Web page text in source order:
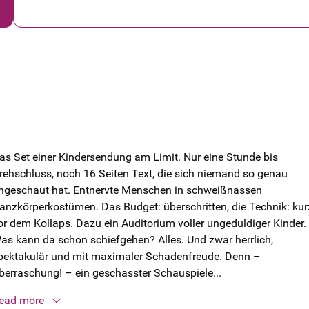
Set einer Kindersendung am Limit. Nur eine Stunde bis
noch 16 Seiten Text, die sich niemand so genau
hat. Entnervte Menschen in schweißnassen
Das Budget: überschritten, die Technik:
dem Kollaps. Dazu ein Auditorium voller ungeduldiger Kinder.
kann da schon schiefgehen? Alles. Und zwar herrlich,
und mit maximaler Schadenfreude. Denn –
– ein geschasster Schauspiele...
more